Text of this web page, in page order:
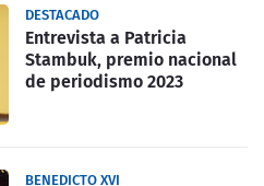
DESTACADO
Entrevista a Patricia
Stambuk, premio nacional
de periodismo 2023
BENEDICTO XVI